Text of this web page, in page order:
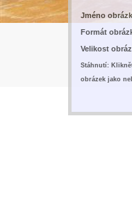
Jméno
Formát
Velikost
Stáhnutí:
obrázek jako